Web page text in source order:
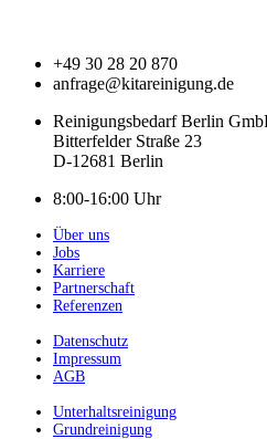
+49 30 28 20 870
anfrage@kitareinigung.de
Reinigungsbedarf Berlin
Bitterfelder Straße 23
D-12681 Berlin
8:00-16:00 Uhr
Über uns
Jobs
Karriere
Partnerschaft
Referenzen
Datenschutz
Impressum
AGB
Unterhaltsreinigung
Grundreinigung